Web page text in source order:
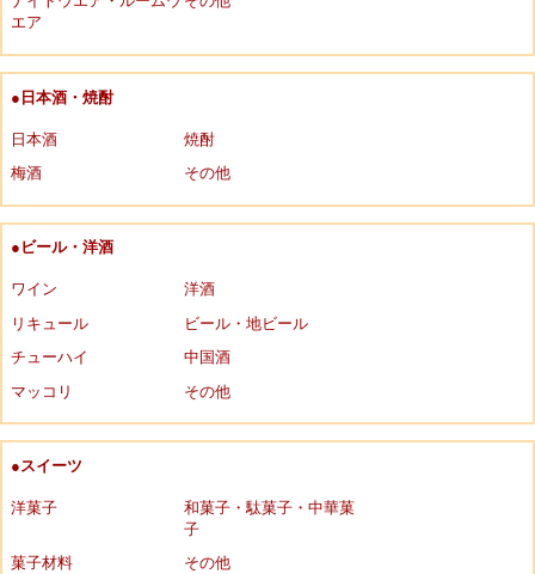
エア
●日本酒・焼酎
日本酒
焼酎
梅酒
その他
●ビール・洋酒
ワイン
洋酒
リキュール
ビール・地ビール
チューハイ
中国酒
マッコリ
その他
●スイーツ
洋菓子
和菓子・駄菓子・中華菓
子
菓子材料
その他